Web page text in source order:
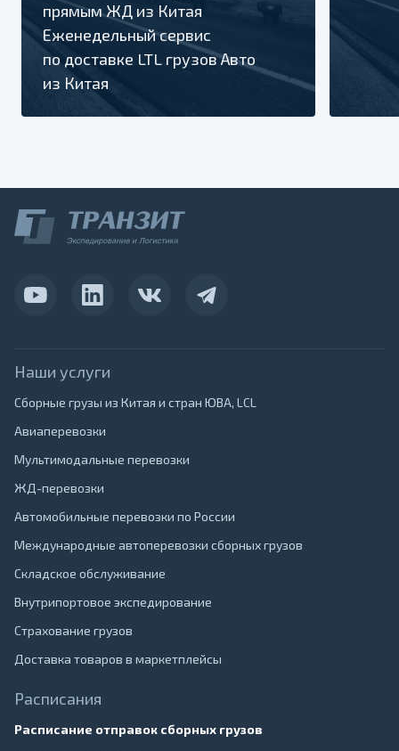
прямым ЖД из Китая
Еженедельный сервис
по доставке LTL грузов Авто
из Китая
Наши услуги
Сборные грузы из Китая и стран ЮВА, LCL
Авиаперевозки
Мультимодальные перевозки
ЖД-перевозки
Автомобильные перевозки по России
Международные автоперевозки сборных грузов
Складское обслуживание
Внутрипортовое экспедирование
Страхование грузов
Доставка товаров в маркетплейсы
Расписания
Расписание отправок сборных грузов